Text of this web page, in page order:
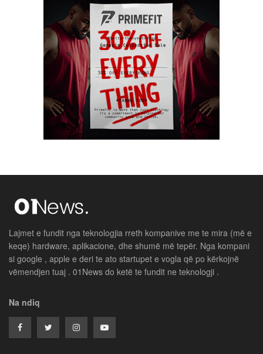
Lajmet e fundit nga teknologjia rreth kompanive me te mira (më e
keqe) hardware, aplikacione, dhe shumë më tepër. Nga kompani
si google , apple e deri te ato startupet e vogla që po kërkojnë
vëmendjen tuaj . 01News do ketë te fundit ne teknologji .
Na ndiq